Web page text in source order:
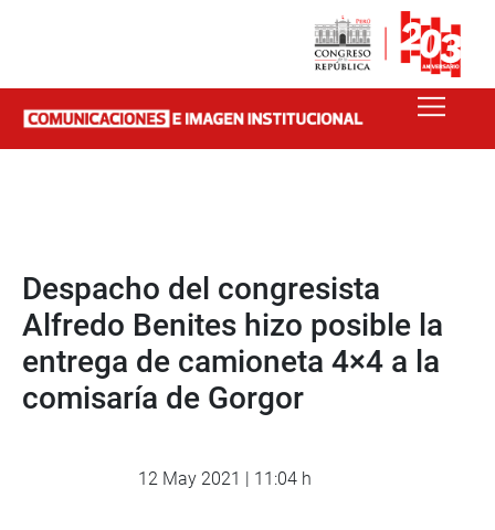
Despacho del congresista
Alfredo Benites hizo posible la
entrega de camioneta 4×4 a la
comisaría de Gorgor
12 May 2021 | 11:04 h